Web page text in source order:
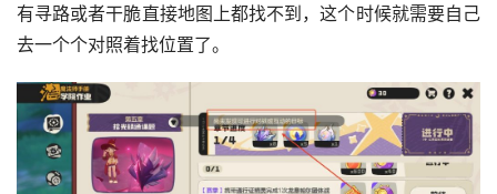
有寻路或者干脆直接地图上都找不到，这个时候就需要自己
去一个个对照着找位置了。